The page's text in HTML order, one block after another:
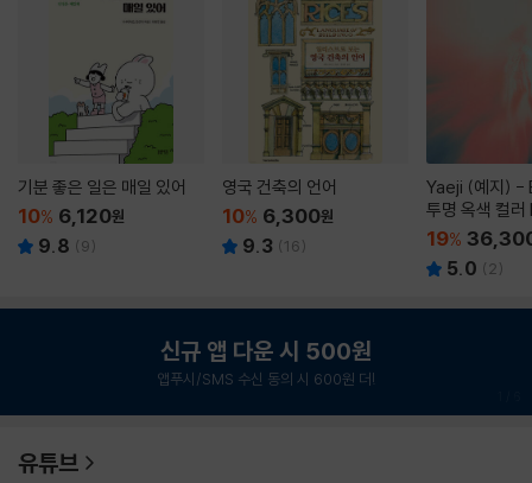
기분 좋은 일은 매일 있어
10% 6,120원
9.8 (9)
영국 건축의 언어
10% 6,300원
9.3 (16)
Yaeji (예지) -
투명 옥색 컬
19%
5.0 ( 2)
신규 앱 다운 시 500원
앱푸시/SMS 수신 동의 시 600원 더!
유튜브